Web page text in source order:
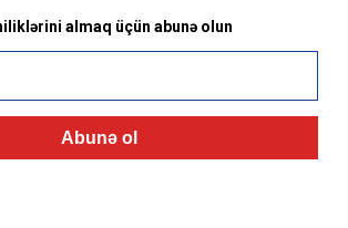
almaq üçün abunə olun
Abunə ol